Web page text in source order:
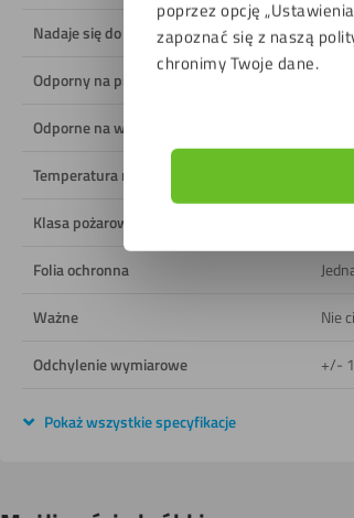
poprzez opcję
zapoznać się z naszą
chronimy Twoje dane.
Nadaje się do
Odporny na promieniowanie UV
Odporne na wilgoć
Temperatura robocza
Klasa pożarowa
Folia ochronna
Ważne Nie
Odchylenie wymiarowe +/-
Pokaż wszystkie specyfikacje